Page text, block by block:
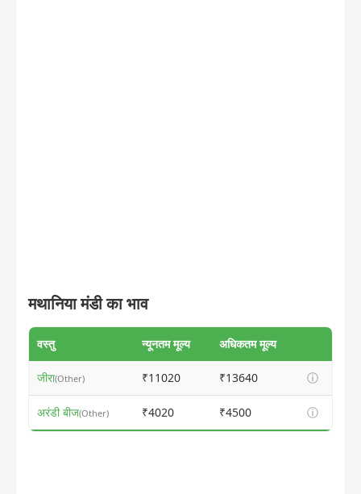
मथानिया मंडी का भाव
वस्तु न्यूनतम मूल्य अधिकतम मूल्य
जीरा(Other) ₹11020 ₹13640 ⓘ
अरंडी बीज(Other) ₹4020 ₹4500 ⓘ